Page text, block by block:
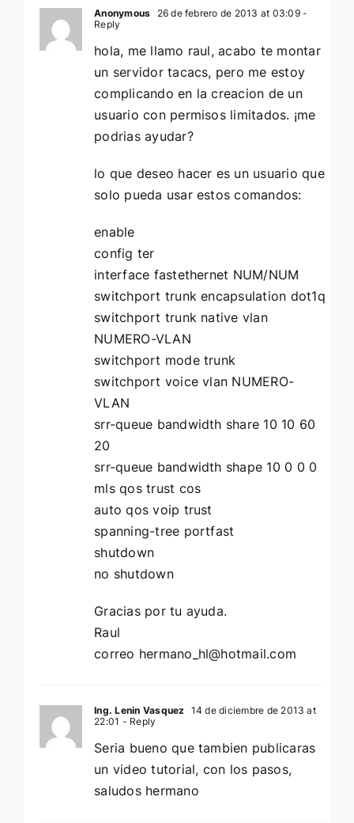
Anonymous 26 de febrero de 2013 at 03:09-
Reply
hola, me llamo raul, acabo te montar
un servidor tacacs, pero me estoy
complicando en la creacion de un
usuario con permisos limitados. ¡me
podrias ayudar?
lo que deseo hacer es un usuario que
solo pueda usar estos comandos:
enable
config ter
interface fastethernet NUM/NUM
switchport trunk encapsulation dot1q
switchport trunk native vlan
NUMERO-VLAN
switchport mode trunk
switchport voice vlan NUMERO-
VLAN
srr-queue bandwidth share 10 10 60
20
srr-queue bandwidth shape 10 0 0 0
mls qos trust cos
auto qos voip trust
spanning-tree portfast
shutdown
no shutdown
Gracias por tu ayuda.
Raul
correo hermano_hl@hotmail.com
Ing. Lenin Vasquez 14 de diciembre de 2013 at
22:01 - Reply
Seria bueno que tambien publicaras
un video tutorial, con los pasos,
saludos hermano